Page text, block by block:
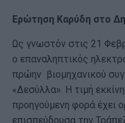
Ερώτηση Καρύδη στο
Ως γνωστόν στις 21
ο επαναληπτικός
πρώην βιομηχανικού
«Δεσύλλα». Η τιμή
προηγούμενη φορά έχει
επισπεύδουσα την